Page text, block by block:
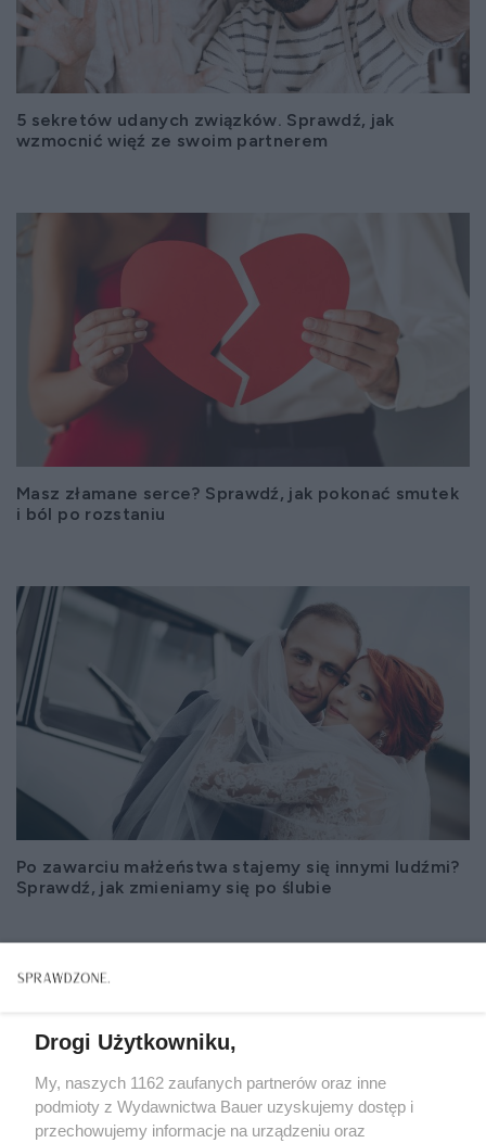
5 sekretów udanych związków. Sprawdź, jak
wzmocnić więź ze swoim partnerem
Masz złamane serce? Sprawdź, jak pokonać smutek
i ból po rozstaniu
Po zawarciu małżeństwa stajemy się innymi ludźmi?
Sprawdź, jak zmieniamy się po ślubie
Drogi Użytkowniku,
My, naszych 1162 zaufanych partnerów oraz inne
podmioty z Wydawnictwa Bauer uzyskujemy dostęp i
przechowujemy informacje na urządzeniu oraz